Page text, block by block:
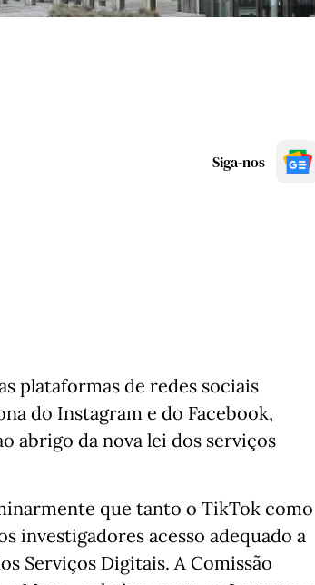
Siga-nos
plataformas de redes sociais
do Instagram e do Facebook,
abrigo da nova lei dos serviços
que tanto o TikTok como
investigadores acesso adequado a
Serviços Digitais. A Comissão